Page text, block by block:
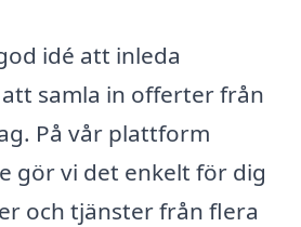
idé att inleda
samla in offerter från
På vår plattform
gör vi det enkelt för dig
och tjänster från flera